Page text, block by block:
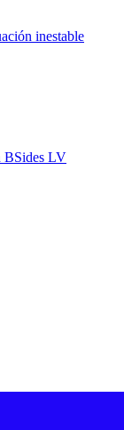
inestable
BSides LV